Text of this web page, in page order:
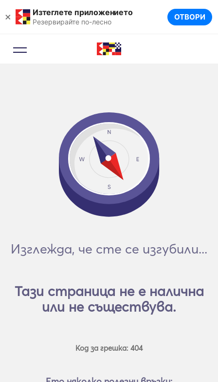
× Изтеглете приложението
Резервирайте по-лесно ОТВОРИ
Изглежда, че сте се изгубили...
Тази страница не е налична
или не съществува.
Код за грешка: 404